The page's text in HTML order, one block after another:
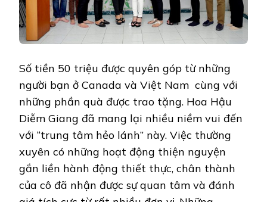
Số tiền 50 triệu được quyên góp từ những
người bạn ở Canada và Việt Nam cùng với
những phần quà được trao tặng. Hoa Hậu
Diễm Giang đã mang lại nhiều niềm vui đến
với “trung tâm hẻo lánh” này. Việc thường
xuyên có những hoạt động thiện nguyện
gắn liền hành động thiết thực, chân thành
của cô đã nhận được sự quan tâm và đánh